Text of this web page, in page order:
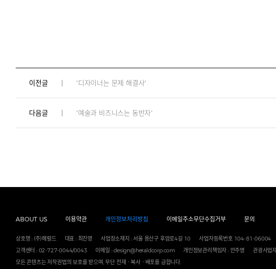
이전글 "디자이너는 문제 해결사"
다음글 "예술과 비즈니스는 동반자"
ABOUT US 이용약관 개인정보처리방침 이메일주소무단수집거부 문의
상호명 : (주)헤럴드 대표 : 최진영 사업장소재지 : 서울 용산구 후암로4길 10 사업자등록번호 104-81-06004
고객센터 : 02-727-0044/0043
이메일 : design@heraldcorp.com 개인정보관리책임자 : 안주영 관광사업
모든 콘텐츠는 저작권법의 보호를 받으며, 무단 전재ㆍ복사ㆍ배포를 금합니다.